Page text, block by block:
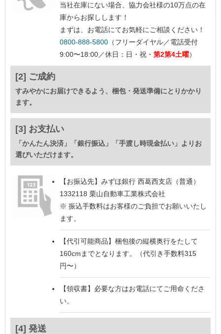
当社在庫にない場合、協力会社様の10万点の在
庫からお探しします！
まずは、お電話にてお気軽にご相談ください！
0800-888-5800 （フリーダイヤル／電話受付
9:00〜18:00／休日：日・祝・ 第2第4土曜）
[2] ご成約
すみやかにお届けできるよう、梱包・発送準備にとりかかり
ます。
[3] お支払い
「かんたん決済」「銀行振込」「手渡し時現金払い」よりお
選びいただけます。
【お振込先】 みずほ銀行 西葛西支店（普通）
1332118 栗山自動車工業株式会社
※ 振込手数料はお客様のご負担でお願いいたし
ます。
【代引可能商品】 梱包後の縦横奥行をたして
160cmまでとなります。（代引き手数料315
円〜）
【領収書】 必要な方はお電話にてご用命くださ
い。
[4] 発送